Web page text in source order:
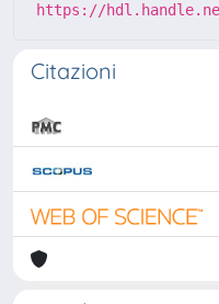
https://
Citazioni